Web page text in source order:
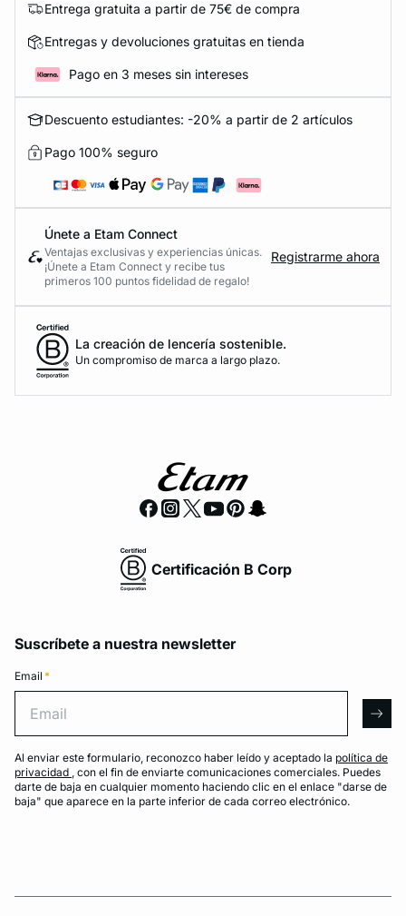
Entrega gratuita a partir de 75€ de compra
Entregas y devoluciones gratuitas en tienda
Pago en 3 meses sin intereses
Descuento estudiantes: -20% a partir de 2 artículos
Pago 100% seguro
Únete a Etam Connect
Ventajas exclusivas y experiencias únicas.
¡Únete a Etam Connect y recibe tus
primeros 100 puntos fidelidad de regalo!
Registrarme ahora
La creación de lencería sostenible.
Un compromiso de marca a largo plazo.
Certificación B Corp
Suscríbete a nuestra newsletter
Email *
Al enviar este formulario, reconozco haber leído y aceptado la política de
privacidad , con el fin de enviarte comunicaciones comerciales. Puedes
darte de baja en cualquier momento haciendo clic en el enlace "darse de
baja" que aparece en la parte inferior de cada correo electrónico.